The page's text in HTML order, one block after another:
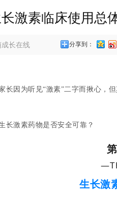
激素临床使用总
长在线 分享到：
因为听见“激素”二字而揪心，
长激素药物是否安全可靠？
第
生长激